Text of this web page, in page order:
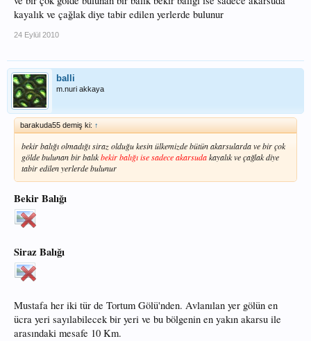
kayalık ve çağlak diye tabir edilen yerlerde bulunur
24 Eylül 2010
balli
m.nuri akkaya
barakuda55 demiş ki: ↑
bekir balığı olmadığı siraz olduğu kesin ülkemizde bütün akarsularda ve bir çok
gölde bulunan bir balıkbekir balığı ise sadece akarsudakayalık ve çağlak diye
tabir edilen yerlerde bulunur
Bekir Balığı
Siraz Balığı
Mustafa her iki tür de Tortum Gölü'nden. Avlanılan yer gölün en
ücra yeri sayılabilecek bir yeri ve bu bölgenin en yakın akarsu ile
arasındaki mesafe 10 Km.